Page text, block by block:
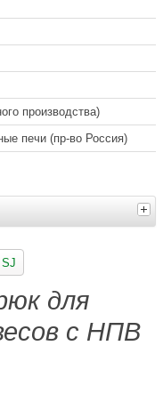
производства)
печи (пр-во Россия)
для
с НПВ